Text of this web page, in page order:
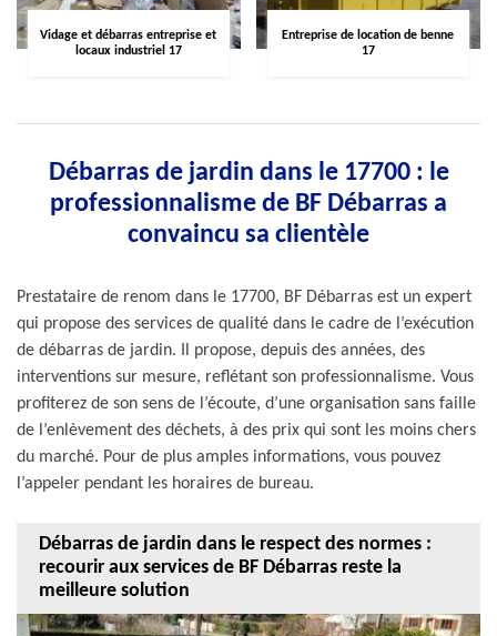
Vidage et débarras entreprise et
locaux industriel 17
Entreprise de location de benne
17
Débarras de jardin dans le 17700 : le
professionnalisme de BF Débarras a
convaincu sa clientèle
Prestataire de renom dans le 17700, BF Débarras est un expert
qui propose des services de qualité dans le cadre de l’exécution
de débarras de jardin. Il propose, depuis des années, des
interventions sur mesure, reflétant son professionnalisme. Vous
profiterez de son sens de l’écoute, d’une organisation sans faille
de l’enlèvement des déchets, à des prix qui sont les moins chers
du marché. Pour de plus amples informations, vous pouvez
l’appeler pendant les horaires de bureau.
Débarras de jardin dans le respect des normes :
recourir aux services de BF Débarras reste la
meilleure solution